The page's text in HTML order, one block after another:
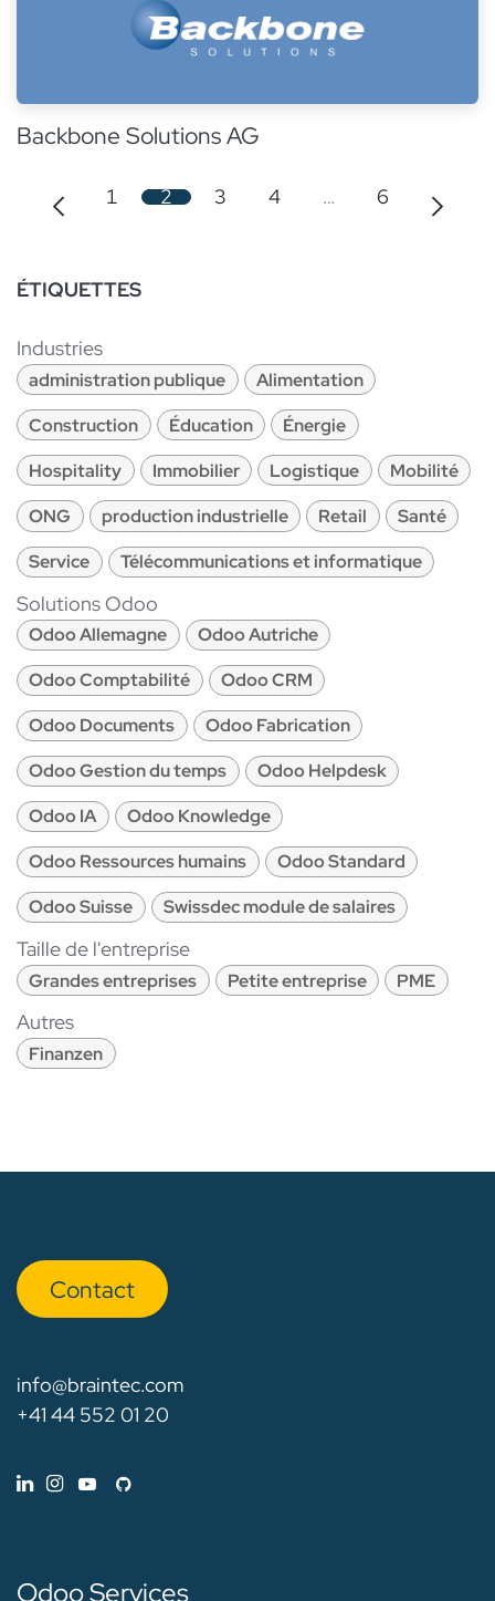
Backbone Solutions AG
1 2 3 4 … 6
ÉTIQUETTES
Industries
administration publique
Alimentation
Construction
Éducation
Énergie
Hospitality
Immobilier Logistique
Mobilité
ONG
production industrielle Retail
Santé
Service
Télécommunications et informatique
Solutions Odoo
Odoo Allemagne
Odoo Autriche
Odoo Comptabilité
Odoo CRM
Odoo Documents
Odoo Fabrication
Odoo Gestion du temps
Odoo Helpdesk
Odoo IA
Odoo Knowledge
Odoo Ressources humains
Odoo Standard
Odoo Suisse
Swissdec module de salaires
Taille de l'entreprise
Grandes entreprises Petite entreprise PME
Autres
Finanzen
Con​​​​tact
info@braintec.com
+41 44 552 01 20
Odoo Services